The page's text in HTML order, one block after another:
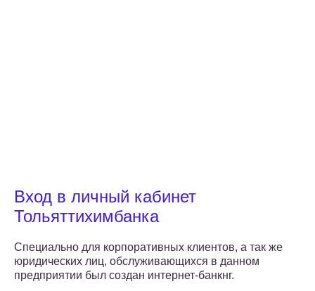
Вход в личный кабинет
Тольяттихимбанка
Специально для корпоративных клиентов, а так же
юридических лиц, обслуживающихся в данном
предприятии был создан интернет-банкнг.